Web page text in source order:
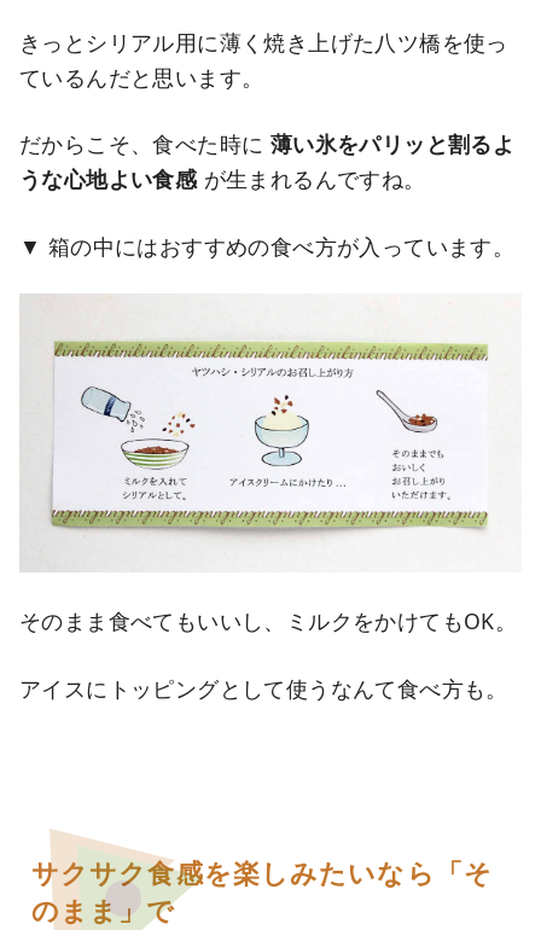
きっとシリアル用に薄く焼き上げた八ツ橋を使っ
ているんだと思います。
だからこそ、食べた時に 薄い氷をパリッと割るよ
うな心地よい食感 が生まれるんですね。
箱の中にはおすすめの食べ方が入っています。
そのまま食べてもいいし、ミルクをかけてもOK。
アイスにトッピングとして使うなんて食べ方も。
サクサク食感を楽しみたいなら「そ
のまま」で